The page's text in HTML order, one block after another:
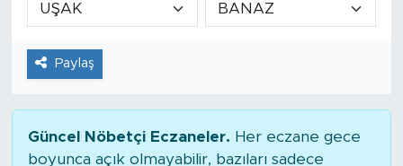
Paylaş
Güncel Nöbetçi Eczaneler. Her eczane gece
boyunca açık olmayabilir, bazıları sadece
Tarihçe
Resmi İlanlar